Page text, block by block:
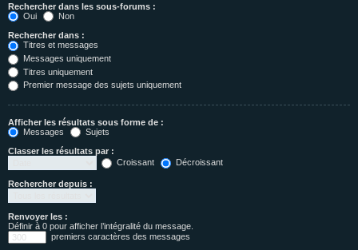
Rechercher dans les sous-forums :
Oui
Non
Rechercher dans :
Titres et messages
Messages uniquement
Titres uniquement
Premier message des sujets uniquement
Afficher les résultats sous forme de :
Messages
Sujets
Classer les résultats par :
Croissant
Décroissant
Rechercher depuis :
Renvoyer les :
Définir à 0 pour afficher l’intégralité du message.
premiers caractères des messages